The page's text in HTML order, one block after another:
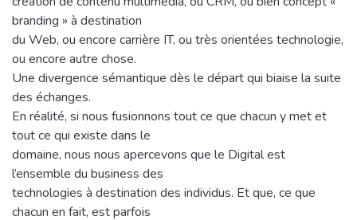
branding » à destination
du Web, ou encore carrière IT, ou très orientées technologie,
ou encore autre chose.
Une divergence sémantique dès le départ qui biaise la suite
des échanges.
En réalité, si nous fusionnons tout ce que chacun y met et
tout ce qui existe dans le
domaine, nous nous apercevons que le Digital est
l’ensemble du business des
technologies à destination des individus. Et que, ce que
chacun en fait, est parfois